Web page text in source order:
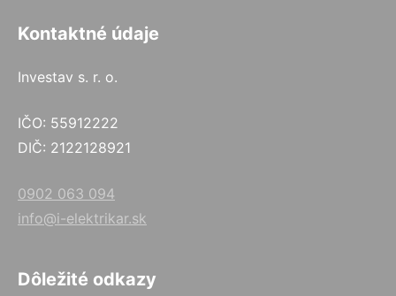
Kontaktné údaje
Investav s. r. o.
IČO: 55912222
DIČ: 2122128921
0902 063 094
info@i-elektrikar.sk
Dôležité odkazy